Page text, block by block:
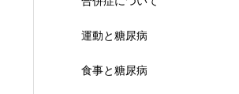
運動と糖尿病
食事と糖尿病